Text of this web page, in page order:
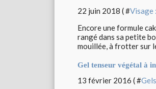
22 juin 2018 ( #Visage
Encore une formule
rangé dans sa petite
mouillée, à frotter sur
Gel tenseur végétal à
13 février 2016 ( #